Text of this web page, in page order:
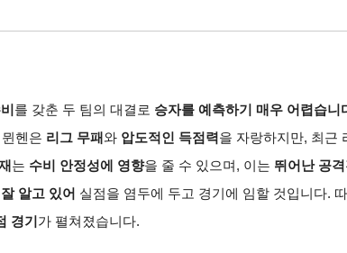
를 갖춘 두 팀의 대결로 승자를 예측하기 매우 어렵습니
헨은 리그 무패와 압도적인 득점력을 자랑하지만, 최근
는 수비 안정성에 영향을 줄 수 있으며, 이는 뛰어난 공격
알고 있어 실점을 염두에 두고 경기에 임할 것입니다.
경기 가 펼쳐졌습니다.